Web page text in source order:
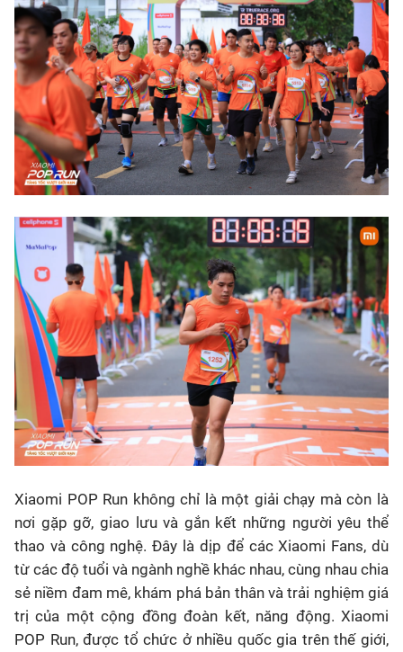
Xiaomi POP Run không chỉ là một giải chạy mà còn là
nơi gặp gỡ, giao lưu và gắn kết những người yêu thể
thao và công nghệ. Đây là dịp để các Xiaomi Fans, dù
từ các độ tuổi và ngành nghề khác nhau, cùng nhau chia
sẻ niềm đam mê, khám phá bản thân và trải nghiệm giá
trị của một cộng đồng đoàn kết, năng động. Xiaomi
POP Run, được tổ chức ở nhiều quốc gia trên thế giới,